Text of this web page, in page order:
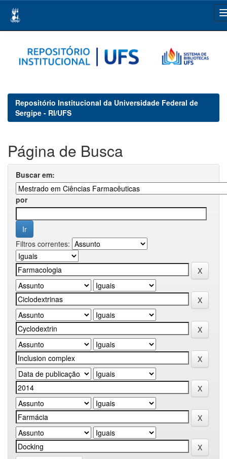
navigation
Repositório Institucional da Universidade Federal de
Sergipe - RI/UFS
Página de Busca
Buscar em:
por
Filtros correntes: